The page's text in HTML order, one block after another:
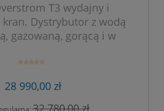
T3 wydajny i
Dystrybutor z wodą
gazowaną, gorącą i w
28 990,00 zł